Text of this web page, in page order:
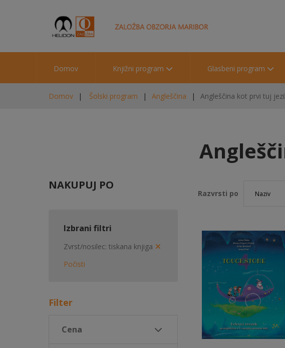
Domov Knjižni program Glasbeni program
Domov Šolski program Angleščina Angleščina kot prvi tuj
Razvrsti po
NAKUPUJ PO
Izbrani filtri
Zvrst/nosilec tiskana knjiga
Počisti
Filter
Cena